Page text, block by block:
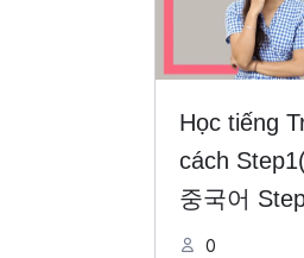
Học tiếng
cách
중국어
0